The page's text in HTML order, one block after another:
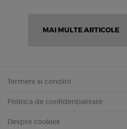
MAI MULTE ARTICOLE
Termeni si conditii
Politica de confidențialitate
Despre cookies